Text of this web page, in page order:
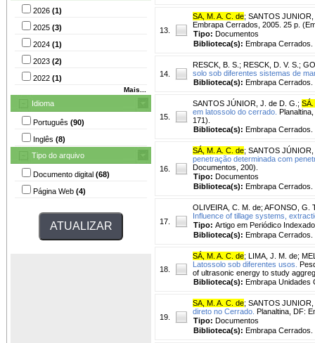
2026 (1)
2025 (3)
2024 (1)
2023 (2)
2022 (1)
Mais...
Idioma
Português (90)
Inglês (8)
Tipo do arquivo
Documento digital (68)
Página Web (4)
13.
SA, M. A. C. de; SANTOS
Embrapa Cerrados, 2005. 25 p.
Tipo: Documentos
Biblioteca(s): Embrapa Cerrados.
14.
RESCK, B. S. ; RESCK, D. V. S. ;
solo sob diferentes sistemas de
Biblioteca(s): Embrapa Cerrados.
15.
SANTOS JÚNIOR, J. de D. G. ; SÁ.
em latossolo do cerrado.
171).
Biblioteca(s): Embrapa Cerrados.
16.
SÁ, M. A. C. de; SANTOS
penetração determinada com
Documentos, 200).
Tipo: Documentos
Biblioteca(s): Embrapa Cerrados.
17.
OLIVEIRA, C. M. de; AFONSO, G.
Influence of tillage systems,
Tipo: Artigo em Periódico Indexado
Biblioteca(s): Embrapa Cerrados.
18.
SÁ, M. A. C. de; LIMA, J. M. de;
Latossolo sob diferentes usos.
of ultrasonic energy to study
Biblioteca(s): Embrapa Unidades
19.
SA, M. A. C. de; SANTOS
direto no Cerrado. Planaltina, DF:
Tipo: Documentos
Biblioteca(s): Embrapa Cerrados.